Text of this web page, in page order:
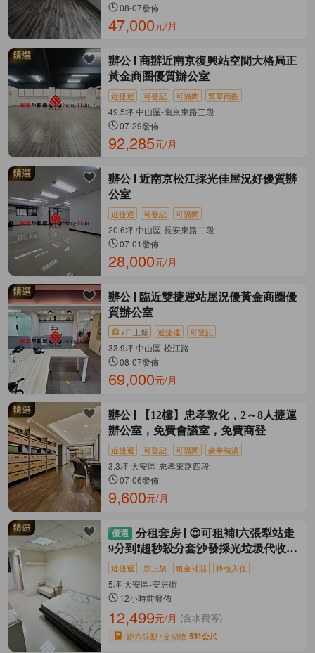
08-07發佈
47,000元/月
辦公
商辦近南京復興站空間大格局正
黃金商圈優質辦公室
近捷運 可登記 可隔間 繁華商圈
49.5坪 中山區-南京東路三段
07-29發佈
92,285元/月
辦公
近南京松江採光佳屋況好優質辦
公室
近捷運 可登記 可隔間
20.6坪 中山區-長安東路二段
07-01發佈
28,000元/月
辦公
臨近雙捷運站屋況優黃金商圈優
質辦公室
7日上新 近捷運 可登記
33.9坪 中山區-松江路
08-07發佈
69,000元/月
辦公
【12樓】忠孝敦化，2～8人捷運
辦公室，免費會議室，免費商登
近捷運 可登記 可隔間 豪華裝潢
3.3坪 大安區-忠孝東路四段
07-06發佈
9,600元/月
分租套房
😍可租補❗六張犁站走
9分到❗超秒殺分套沙發採光垃圾代收乾
淨
近捷運 新上架 租金補貼 拎包入住
5坪 大安區-安居街
12小時前發佈
12,499元/月 (含水費等)
距六張犁 文湖線 531公尺